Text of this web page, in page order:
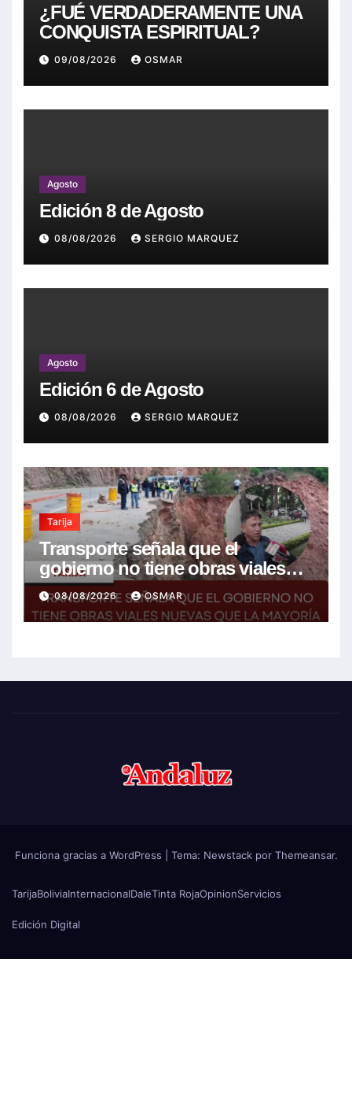
¿FUÉ VERDADERAMENTE UNA
CONQUISTA ESPIRITUAL?
09/08/2026 OSMAR
Agosto
Edición 8 de Agosto
08/08/2026 SERGIO MARQUEZ
Agosto
Edición 6 de Agosto
08/08/2026 SERGIO MARQUEZ
Tarija
Transporte señala que el
gobierno no tiene obras viales
nuevas que la mayoría son de la
anterior gestión
08/08/2026 OSMAR
Funciona gracias a WordPress Tema: Newstackpor Themeansar.
TarijaBoliviaInternacionalDaleTinta RojaOpinionServicios
Edición Digital